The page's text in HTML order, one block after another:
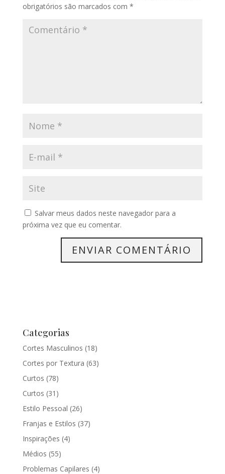
obrigatórios são marcados com *
Salvar meus dados neste navegador para a
próxima vez que eu comentar.
Categorias
Cortes Masculinos (18)
Cortes por Textura (63)
Curtos (78)
Curtos (31)
Estilo Pessoal (26)
Franjas e Estilos (37)
Inspirações (4)
Médios (55)
Problemas Capilares (4)